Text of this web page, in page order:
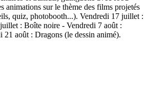
animations sur le thème des films projetés
quiz, photobooth...). Vendredi 17 juillet :
: Boîte noire - Vendredi 7 août :
août : Dragons (le dessin animé).